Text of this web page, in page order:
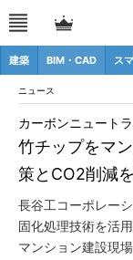
建築 BIM・CAD ス
ニュース
竹チップをマ
策とCO2削減
カーボンニュート
長谷工コーポレー
固化処理技術を活
マンション建設現